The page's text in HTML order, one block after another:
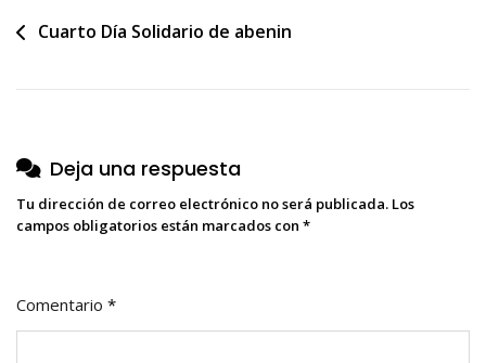
Navegación
entradas
Cuarto Día Solidario de abenin
Deja una respuesta
Tu dirección de correo electrónico no será publicada. Los
campos obligatorios están marcados con *
Comentario *